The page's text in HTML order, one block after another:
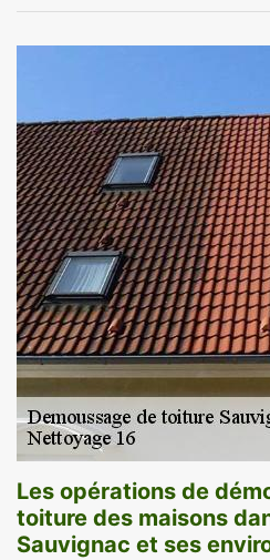
Les opérations de
toiture des maisons
Sauvignac et ses